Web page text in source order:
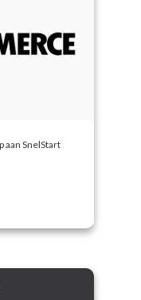
aan SnelStart